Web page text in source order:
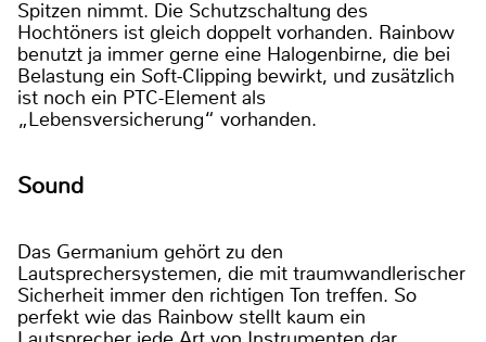
Spitzen nimmt. Die Schutzschaltung des
Hochtöners ist gleich doppelt vorhanden. Rainbow
benutzt ja immer gerne eine Halogenbirne, die bei
Belastung ein Soft-Clipping bewirkt, und zusätzlich
ist noch ein PTC-Element als
„Lebensversicherung“ vorhanden.
Sound
Das Germanium gehört zu den
Lautsprechersystemen, die mit traumwandlerischer
Sicherheit immer den richtigen Ton treffen. So
perfekt wie das Rainbow stellt kaum ein